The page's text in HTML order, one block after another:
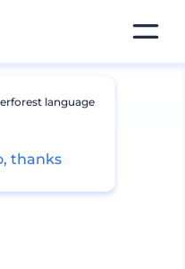
language
thanks